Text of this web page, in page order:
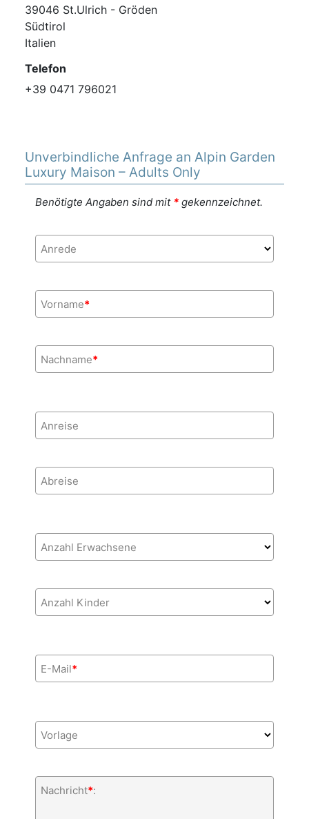
39046 St.Ulrich - Gröden
Südtirol
Italien
Telefon
+39 0471 796021
Unverbindliche Anfrage an Alpin Garden
Luxury Maison – Adults Only
Benötigte Angaben sind mit *gekennzeichnet.
Anrede
Vorname*
Nachname*
Anreise
Abreise
Anzahl Erwachsene
Anzahl Kinder
E-Mail*
Vorlage
Nachricht*: